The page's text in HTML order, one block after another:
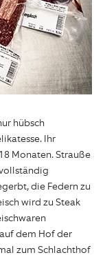
hübsch
Ihr
Monaten. Strauße
die Federn zu
wird zu Steak
dem Hof der
zum Schlachthof